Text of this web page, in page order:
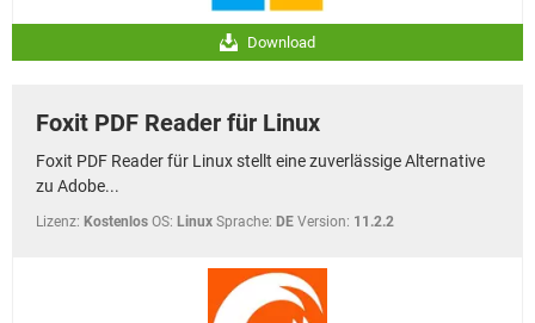
Download
Foxit PDF Reader für Linux
Foxit PDF Reader für Linux stellt eine zuverlässige Alternative
zu Adobe...
Lizenz: Kostenlos OS: Linux Sprache: DE Version: 11.2.2